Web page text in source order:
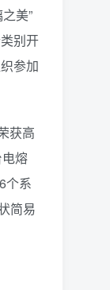
美”
别开
参加
获高
熔
个系
简易